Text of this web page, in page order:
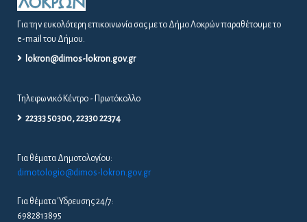
Για την ευκολότερη επικοινωνία σας με το Δήμο Λοκρών παραθέτουμε το
e-mail του Δήμου.
lokron@dimos-lokron.gov.gr
Τηλεφωνικό Κέντρο - Πρωτόκολλο
22333 50300, 22330 22374
Για θέματα Δημοτολογίου:
dimotologio@dimos-lokron.gov.gr
Για θέματα Ύδρευσης 24/7:
6982813895